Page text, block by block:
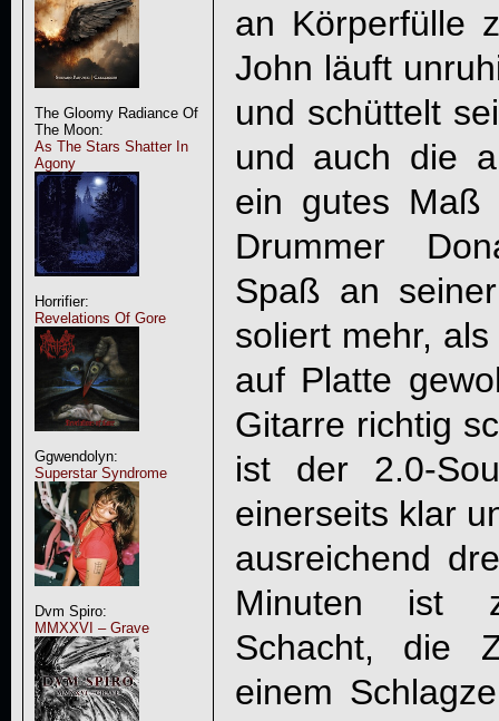
The Gloomy Radiance Of
The Moon:
As The Stars Shatter In
Agony
Horrifier:
Revelations Of Gore
Ggwendolyn:
Superstar Syndrome
Dvm Spiro:
MMXXVI – Grave
an Körperfülle
John läuft
und schüttelt
und auch die
ein gutes Maß
Drummer
Spaß an
soliert mehr,
auf Platte
Gitarre richtig
ist der 2.0-
einerseits klar
ausreichend
Minuten ist
Schacht, die
einem